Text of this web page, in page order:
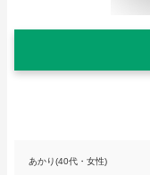
あかり(40代・女性)